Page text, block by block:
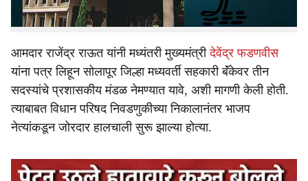
जाहीर होण्याची शक्यता वर्तविण्यात येत आहे.
आमदार राजेंद्र राऊत यांनी मध्यंतरी मुख्यमंत्रीदेवेंद्र फडणवीस
यांना पत्र लिहून सोलापूर जिल्हा मध्यवर्ती सहकारी बॅंकेवर तीन
सदस्यांचे प्रशासकीय मंडळ नेमण्यात यावे, अशी मागणी केली होती.
त्याबाबत विधान परिषद निवडणुकीच्या निकालानंतर भाजप
नेत्यांकडून जोरदार हालचाली सुरू झाल्या होत्या.